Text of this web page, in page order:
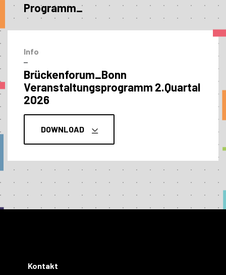
Programm_
Info
–
Brückenforum_Bonn
Veranstaltungs­programm 2.Quartal
2026
DOWNLOAD
Kontakt